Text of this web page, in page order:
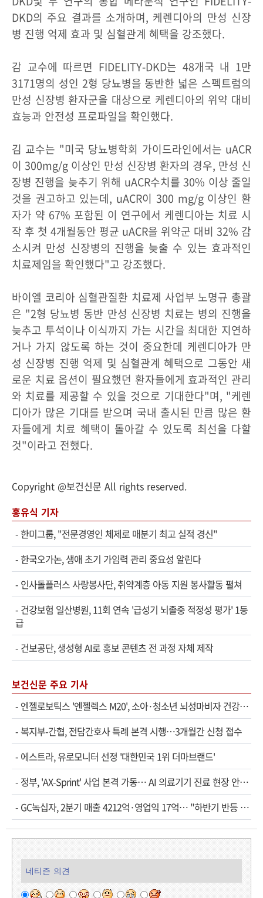
DKD의 주요 결과를 소개하며, 케렌디아의 만성 신장
병 진행 억제 효과 및 심혈관계 혜택을 강조했다.
감 교수에 따르면 FIDELITY-DKD는 48개국 내 1만
3171명의 성인 2형 당뇨병을 동반한 넓은 스펙트럼의
만성 신장병 환자군을 대상으로 케렌디아의 위약 대비
효능과 안전성 프로파일을 확인했다.
김 교수는 "미국 당뇨병학회 가이드라인에서는 uACR
이 300mg/g 이상인 만성 신장병 환자의 경우, 만성 신
장병 진행을 늦추기 위해 uACR수치를 30% 이상 줄일
것을 권고하고 있는데, uACR이 300 mg/g 이상인 환
자가 약 67% 포함된 이 연구에서 케렌디아는 치료 시
작 후 첫 4개월동안 평균 uACR을 위약군 대비 32% 감
소시켜 만성 신장병의 진행을 늦출 수 있는 효과적인
치료제임을 확인했다"고 강조했다.
바이엘 코리아 심혈관질환 치료제 사업부 노명규 총괄
은 "2형 당뇨병 동반 만성 신장병 치료는 병의 진행을
늦추고 투석이나 이식까지 가는 시간을 최대한 지연하
거나 가지 않도록 하는 것이 중요한데 케렌디아가 만
성 신장병 진행 억제 및 심혈관계 혜택으로 그동안 새
로운 치료 옵션이 필요했던 환자들에게 효과적인 관리
와 치료를 제공할 수 있을 것으로 기대한다"며, "케렌
디아가 많은 기대를 받으며 국내 출시된 만큼 많은 환
자들에게 치료 혜택이 돌아갈 수 있도록 최선을 다할
것"이라고 전했다.
Copyright @보건신문 All rights reserved.
홍유식 기자
- 한미그룹, "전문경영인 체제로 매분기 최고 실적 경신"
- 한국오가논, 생애 초기 가임력 관리 중요성 알린다
- 인사돌플러스 사랑봉사단, 취약계층 아동 지원 봉사활동 펼쳐
- 건강보험 일산병원, 11회 연속 '급성기 뇌졸중 적정성 평가' 1등
급
- 건보공단, 생성형 AI로 홍보 콘텐츠 전 과정 자체 제작
보건신문 주요 기사
- 엔젤로보틱스 '엔젤렉스 M20', 소아·청소년 뇌성마비자 건강보험 확대 적용
- 복지부-간협, 전담간호사 특례 본격 시행…3개월간 신청 접수
- 에스트라, 유로모니터 선정 '대한민국 1위 더마브랜드'
- 정부, 'AX-Sprint' 사업 본격 가동… AI 의료기기 진료 현장 안착 속도
- GC녹십자, 2분기 매출 4212억·영업익 17억… "하반기 반등 모멘텀 확고"
네티즌 의견